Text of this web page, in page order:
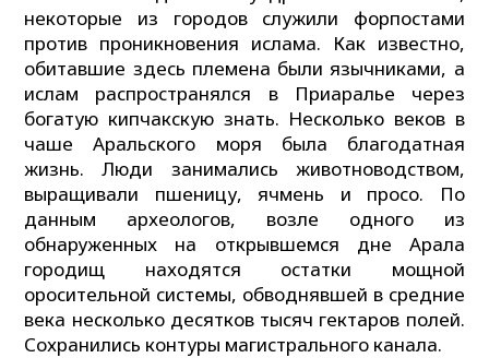
некоторые из городов служили форпостами
против проникновения ислама. Как известно,
обитавшие здесь племена были язычниками, а
ислам распространялся в Приаралье через
богатую кипчакскую знать. Несколько веков в
чаше Аральского моря была благодатная
жизнь. Люди занимались животноводством,
выращивали пшеницу, ячмень и просо. По
данным археологов, возле одного из
обнаруженных на открывшемся дне Арала
городищ находятся остатки мощной
оросительной системы, обводнявшей в средние
века несколько десятков тысяч гектаров полей.
Сохранились контуры магистрального канала.